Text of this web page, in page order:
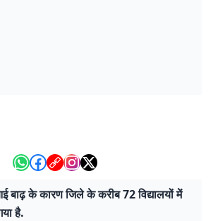
बाढ़ के कारण जिले के करीब 72 विद्यालयों में
है.